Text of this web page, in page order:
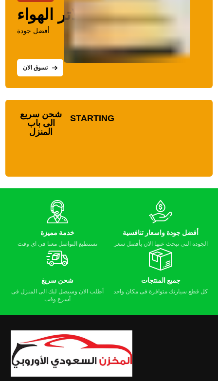
فلاتر الهواء
أفضل جودة
تسوق الان
شحن سريع
الى باب
المنزل
STARTING
خدمة مميزة
تستطيع التواصل معنا فى اى وقت
أفضل جودة واسعار تنافسية
الجودة التى تبحث عنها الان بأفضل سعر
شحن سريغ
أطلب الان وسيصل لبك الى المنزل فى
أسرع وقت
جميع المنتجات
كل قطع سيارتك متوافرة فى مكان واحد